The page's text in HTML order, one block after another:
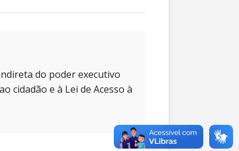
do poder executivo
cidadão e à Lei de Acesso à